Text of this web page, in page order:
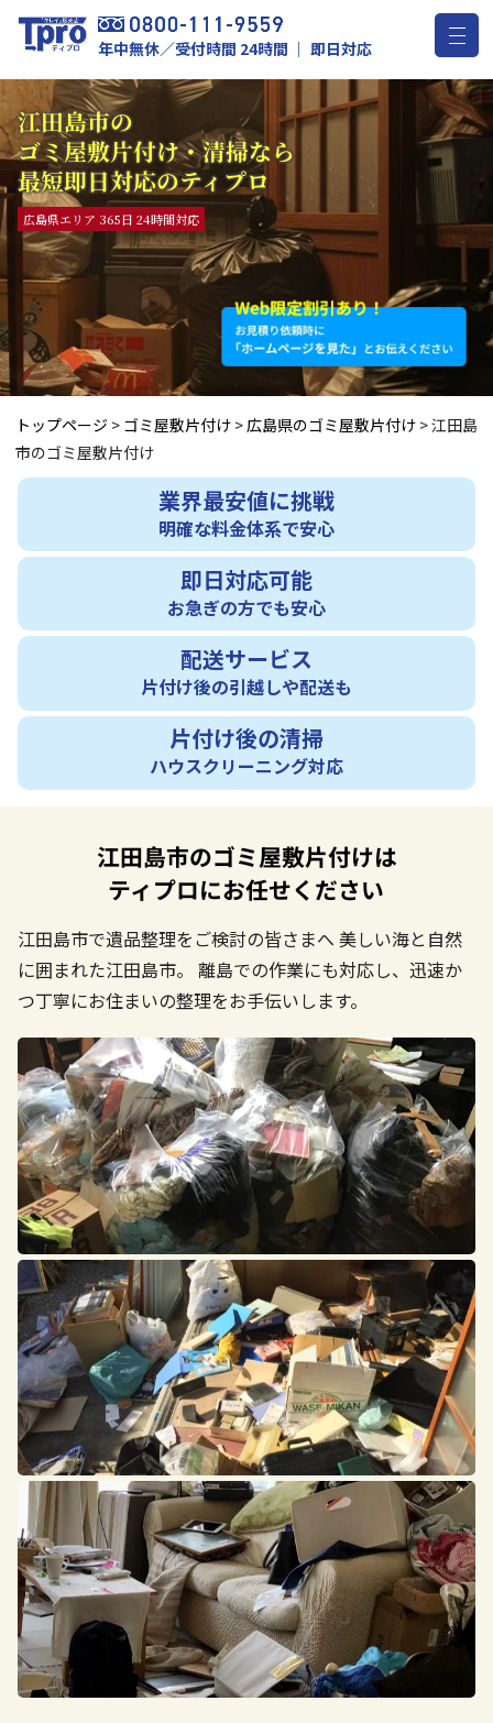
年中無休／受付時間 24時間 ｜ 即日対応
江田島市の
ゴミ屋敷片付け・清掃なら
最短即日対応のティプロ
広島県エリア 365日 24時間対応
トップページ > ゴミ屋敷片付け >広島県のゴミ屋敷片付け >江田島
市のゴミ屋敷片付け
業界最安値に挑戦
明確な料金体系で安心
即日対応可能
お急ぎの方でも安心
配送サービス
片付け後の引越しや配送も
片付け後の清掃
ハウスクリーニング対応
江田島市のゴミ屋敷片付けは
ティプロにお任せください
江田島市で遺品整理をご検討の皆さまへ 美しい海と自然
に囲まれた江田島市。 離島での作業にも対応し、迅速か
つ丁寧にお住まいの整理をお手伝いします。